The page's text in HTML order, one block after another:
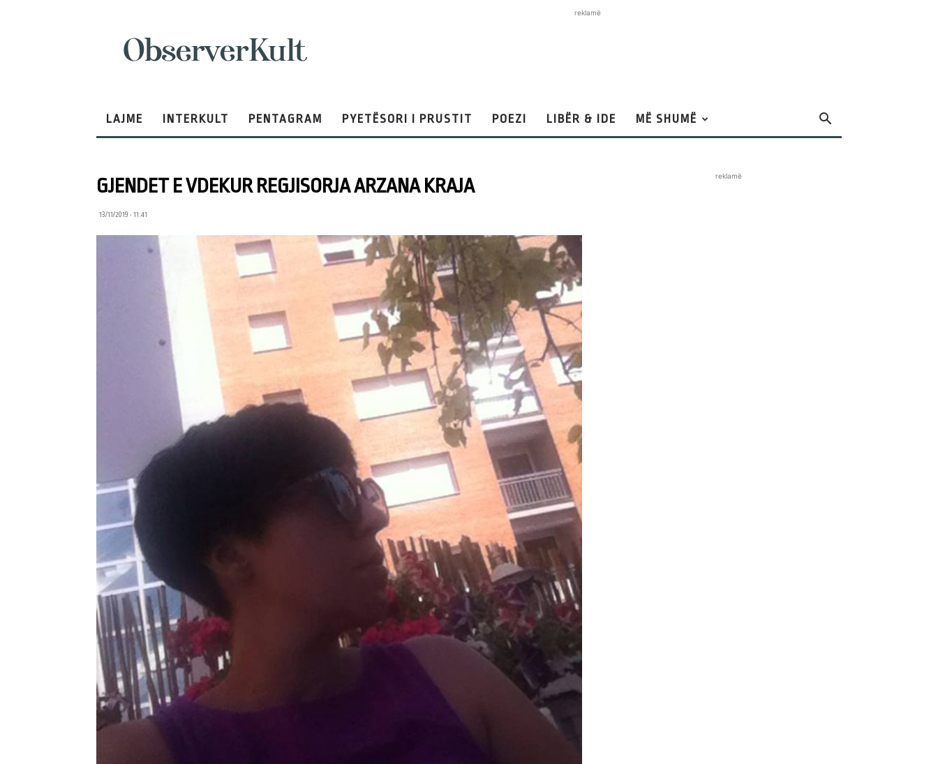
reklamë
LAJME INTERKULT PENTAGRAM PYETËSORI I PRUSTIT POEZI LIBËR & IDE MË SHUMË
GJENDET E VDEKUR REGJISORJA ARZANA KRAJA
13/11/2019 • 11:41
reklamë